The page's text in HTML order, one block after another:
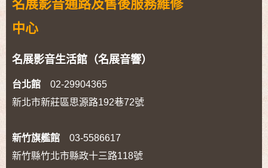
名展影音通路及售後服務維修
中心
名展影音生活館（名展音響）
台北館 02-29904365
新北市新莊區思源路192巷72號
新竹旗艦館 03-5586617
新竹縣竹北市縣政十三路118號